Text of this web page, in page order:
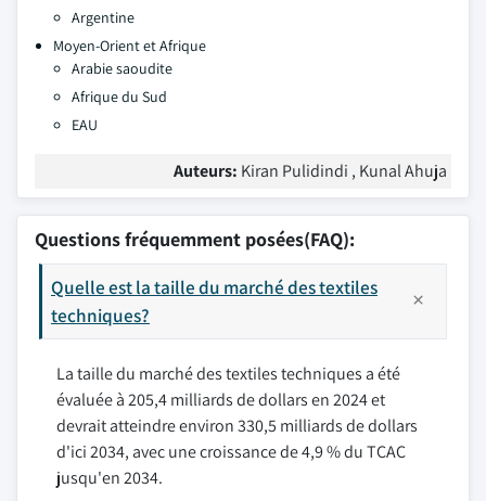
Argentine
Moyen-Orient et Afrique
Arabie saoudite
Afrique du Sud
EAU
Auteurs: Kiran Pulidindi , Kunal Ahuja
Questions fréquemment posées(FAQ):
Quelle est la taille du marché des textiles
techniques?
La taille du marché des textiles techniques a été
évaluée à 205,4 milliards de dollars en 2024 et
devrait atteindre environ 330,5 milliards de dollars
d'ici 2034, avec une croissance de 4,9 % du TCAC
jusqu'en 2034.